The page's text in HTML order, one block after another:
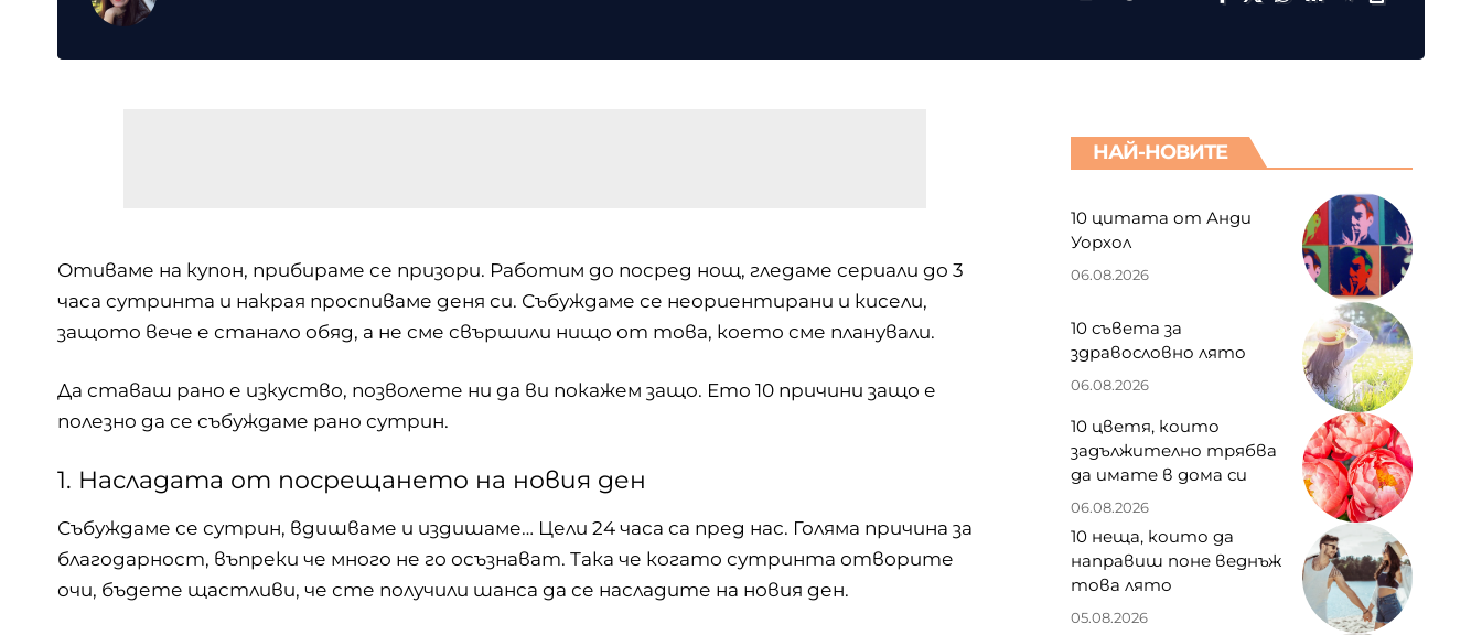
Отиваме на купон, прибираме се призори. Работим до посред нощ, гледаме сериали до 3
часа сутринта и накрая проспиваме деня си. Събуждаме се неориентирани и кисели,
защото вече е станало обяд, а не сме свършили нищо от това, което сме планували.
Да ставаш рано е изкуство, позволете ни да ви покажем защо. Ето 10 причини защо е
полезно да се събуждаме рано сутрин.
1. Насладата от посрещането на новия ден
Събуждаме се сутрин, вдишваме и издишаме… Цели 24 часа са пред нас. Голяма причина за
благодарност, въпреки че много не го осъзнават. Така че когато сутринта отворите
очи, бъдете щастливи, че сте получили шанса да се насладите на новия ден.
НАЙ-НОВИТЕ
10 цитата от Анди
Уорхол
06.08.2026
10 съвета за
здравословно лято
06.08.2026
10 цветя, които
задължително трябва
да имате в дома си
06.08.2026
10 неща, които да
направиш поне веднъж
това лято
05.08.2026